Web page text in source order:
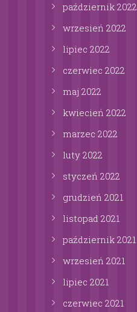
październik 2022
wrzesień 2022
lipiec 2022
czerwiec 2022
maj 2022
kwiecień 2022
marzec 2022
luty 2022
styczeń 2022
grudzień 2021
listopad 2021
październik 2021
wrzesień 2021
lipiec 2021
czerwiec 2021